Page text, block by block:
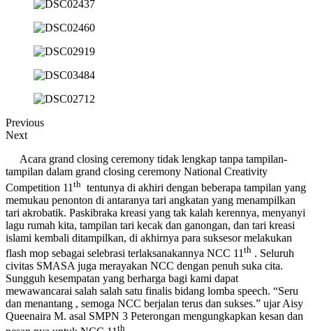
Previous
Next
Acara grand closing ceremony tidak lengkap tanpa tampilan-
tampilan dalam grand closing ceremony National Creativity
Competition 11 th tentunya di akhiri dengan beberapa tampilan yang
memukau penonton di antaranya tari angkatan yang menampilkan
tari akrobatik. Paskibraka kreasi yang tak kalah kerennya, menyanyi
lagu rumah kita, tampilan tari kecak dan ganongan, dan tari kreasi
islami kembali ditampilkan, di akhirnya para suksesor melakukan
flash mop sebagai selebrasi terlaksanakannya NCC 11 th . Seluruh
civitas SMASA juga merayakan NCC dengan penuh suka cita.
Sungguh kesempatan yang berharga bagi kami dapat
mewawancarai salah salah satu finalis bidang lomba speech. “Seru
dan menantang , semoga NCC berjalan terus dan sukses.” ujar Aisy
Queenaira M. asal SMPN 3 Peterongan mengungkapkan kesan dan
th